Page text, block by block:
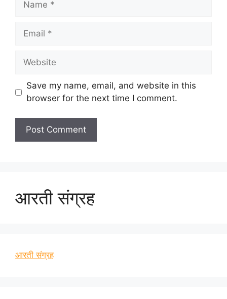
Email
Website
Save my name, email, and website in this
browser for the next time I comment.
आरती संग्रह
आरती संग्रह